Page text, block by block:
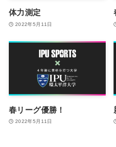
体力測定
2022年5月11日
春リーグ優勝！
2022年5月11日